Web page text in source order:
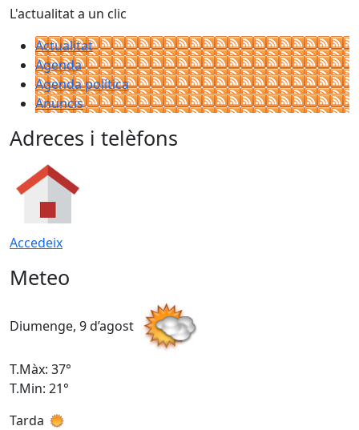
L'actualitat a un clic
Actualitat
Agenda
Agenda política
Anuncis
Adreces i telèfons
Accedeix
Meteo
Diumenge, 9 d’agost
T.Màx: 37°
T.Min: 21°
Tarda